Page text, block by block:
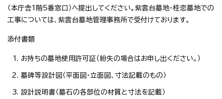
（本庁舎1階5番窓口）へ提出してください。紫雲台墓地・桂恋墓地での
工事については、紫雲台墓地管理事務所で受付けております。
添付書類
お持ちの墓地使用許可証（紛失の場合はお申し出ください。）
墓碑等設計図（平面図・立面図、寸法記載のもの）
設計説明書（墓石の各部位の材質と寸法を記載）